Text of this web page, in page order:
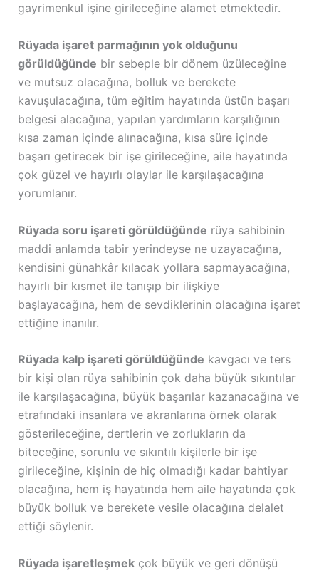
gayrimenkul işine girileceğine alamet etmektedir.
Rüyada işaret parmağının yok olduğunu
görüldüğünde bir sebeple bir dönem üzüleceğine
ve mutsuz olacağına, bolluk ve berekete
kavuşulacağına, tüm eğitim hayatında üstün başarı
belgesi alacağına, yapılan yardımların karşılığının
kısa zaman içinde alınacağına, kısa süre içinde
başarı getirecek bir işe girileceğine, aile hayatında
çok güzel ve hayırlı olaylar ile karşılaşacağına
yorumlanır.
Rüyada soru işareti görüldüğünde rüya sahibinin
maddi anlamda tabir yerindeyse ne uzayacağına,
kendisini günahkâr kılacak yollara sapmayacağına,
hayırlı bir kısmet ile tanışıp bir ilişkiye
başlayacağına, hem de sevdiklerinin olacağına işaret
ettiğine inanılır.
Rüyada kalp işareti görüldüğünde kavgacı ve ters
bir kişi olan rüya sahibinin çok daha büyük sıkıntılar
ile karşılaşacağına, büyük başarılar kazanacağına ve
etrafındaki insanlara ve akranlarına örnek olarak
gösterileceğine, dertlerin ve zorlukların da
biteceğine, sorunlu ve sıkıntılı kişilerle bir işe
girileceğine, kişinin de hiç olmadığı kadar bahtiyar
olacağına, hem iş hayatında hem aile hayatında çok
büyük bolluk ve berekete vesile olacağına delalet
ettiği söylenir.
Rüyada işaretleşmekçok büyük ve geri dönüşü